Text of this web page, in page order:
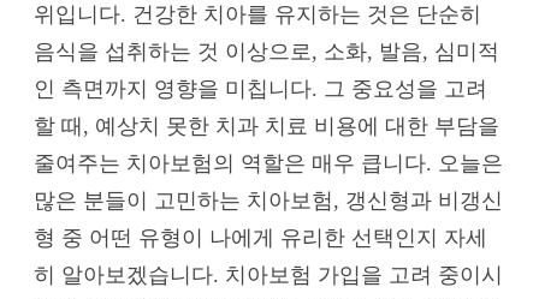
위입니다. 건강한 치아를 유지하는 것은 단순히
음식을 섭취하는 것 이상으로, 소화, 발음, 심미적
인 측면까지 영향을 미칩니다. 그 중요성을 고려
할 때, 예상치 못한 치과 치료 비용에 대한 부담을
줄여주는 치아보험의 역할은 매우 큽니다. 오늘은
많은 분들이 고민하는 치아보험, 갱신형과 비갱신
형 중 어떤 유형이 나에게 유리한 선택인지 자세
히 알아보겠습니다. 치아보험 가입을 고려 중이시